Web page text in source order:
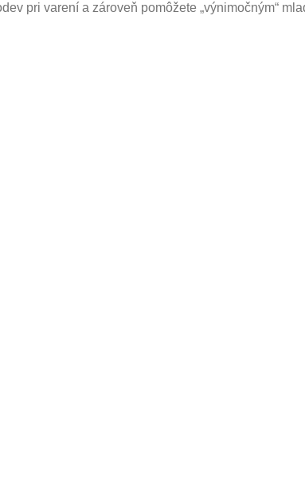
pri varení a zároveň pomôžete „výnimočným“